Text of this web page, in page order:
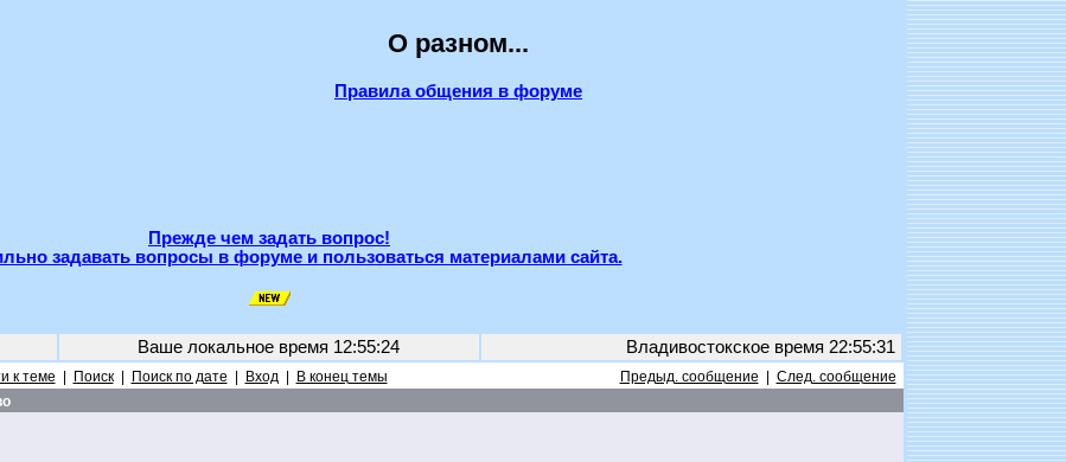
О разном...
Правила общения в форуме
Прежде чем задать вопрос!
задавать вопросы в форуме и пользоваться материалами сайта.
Ваше локальное время 12:55:24 Владивостокское время 22:55:31
к теме Поиск| Поиск по дате Вход| В конец темы Предыд. сообщение
След. сообщение